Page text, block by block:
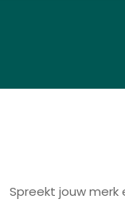
Spreekt jouw merk